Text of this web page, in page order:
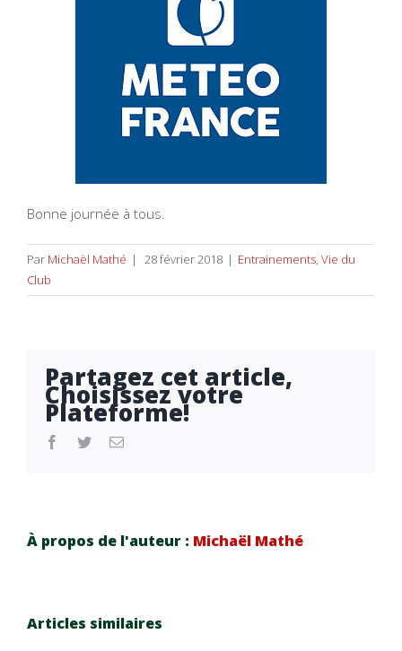
Bonne journée à tous.
Par Michaël Mathé | 28 février 2018 | Entrainements, Vie du
Club
Partagez cet article,
Choisissez votre
Plateforme!
facebook
twitterEmail
À propos de l'auteur : Michaël Mathé
Articles similaires